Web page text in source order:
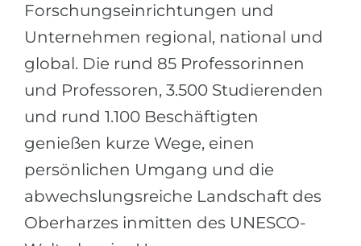
Forschungseinrichtungen und
Unternehmen regional, national und
global. Die rund 85 Professorinnen
und Professoren, 3.500 Studierenden
und rund 1.100 Beschäftigten
genießen kurze Wege, einen
persönlichen Umgang und die
abwechslungsreiche Landschaft des
Oberharzes inmitten des UNESCO-